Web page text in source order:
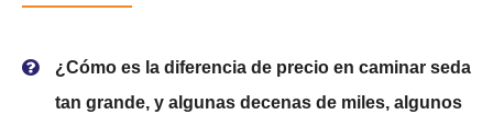
¿Cómo es la diferencia de precio en caminar seda
tan grande, y algunas decenas de miles, algunos